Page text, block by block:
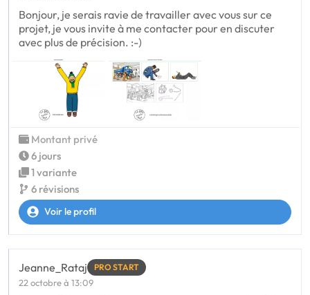
Bonjour, je serais ravie de travailler avec vous sur ce
projet, je vous invite à me contacter pour en discuter
avec plus de précision. :-)
Montant privé
6 jours
1 variante
6 révisions
Voir le profil
Jeanne_Rataj PRO START
22 octobre à 13:09